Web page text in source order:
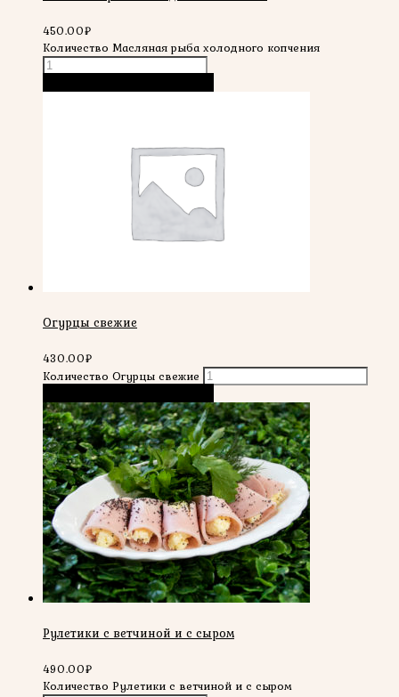
450.00₽
Количество Масляная рыба холодного копчения
Огурцы свежие
430.00₽
Количество Огурцы свежие
Рулетики с ветчиной и с сыром
490.00₽
Количество Рулетики с ветчиной и с сыром